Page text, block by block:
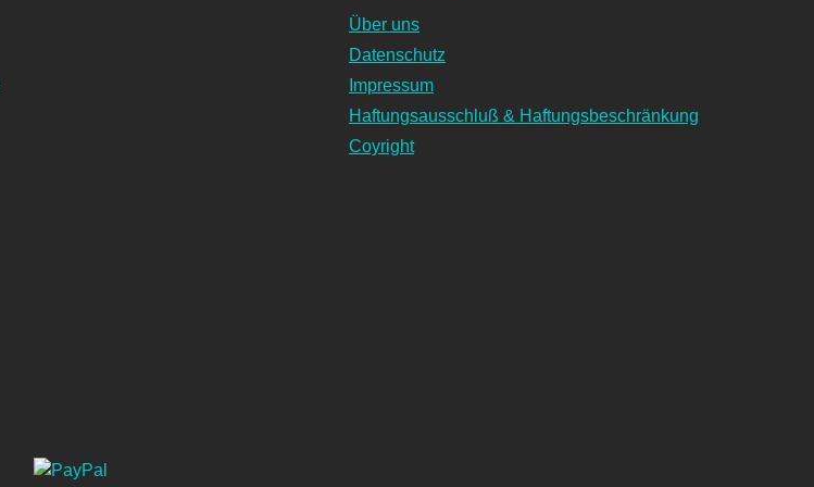
Über uns
Datenschutz
Impressum
Haftungsausschluß & Haftungsbeschränkung
Coyright